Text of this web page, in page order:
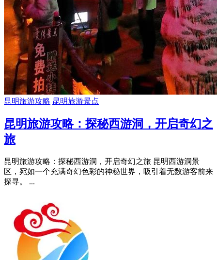
昆明旅游攻略 昆明旅游景点
昆明旅游攻略：探秘西游洞，开启奇幻之
旅
昆明旅游攻略：探秘西游洞，开启奇幻之旅 昆明西游洞景
区，宛如一个充满奇幻色彩的神秘世界，吸引着无数游客前来
探寻。 ...